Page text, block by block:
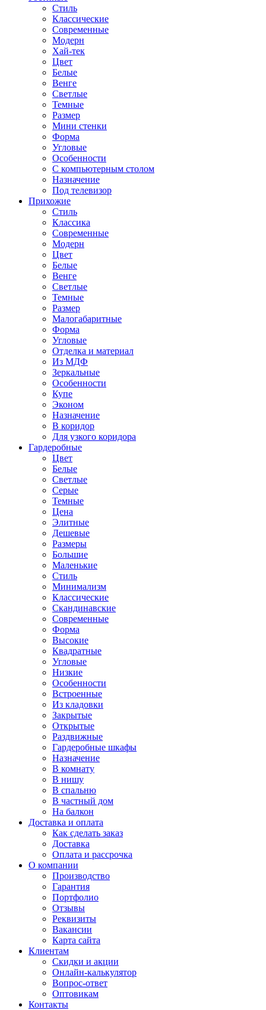
Стиль
Классические
Современные
Модерн
Хай-тек
Цвет
Белые
Венге
Светлые
Темные
Размер
Мини стенки
Форма
Угловые
Особенности
С компьютерным столом
Назначение
Под телевизор
Прихожие
Стиль
Классика
Современные
Модерн
Цвет
Белые
Венге
Светлые
Темные
Размер
Малогабаритные
Форма
Угловые
Отделка и материал
Из МДФ
Зеркальные
Особенности
Купе
Эконом
Назначение
В коридор
Для узкого коридора
Гардеробные
Цвет
Белые
Светлые
Серые
Темные
Цена
Элитные
Дешевые
Размеры
Большие
Маленькие
Стиль
Минимализм
Классические
Скандинавские
Современные
Форма
Высокие
Квадратные
Угловые
Низкие
Особенности
Встроенные
Из кладовки
Закрытые
Открытые
Раздвижные
Гардеробные шкафы
Назначение
В комнату
В нишу
В спальню
В частный дом
На балкон
Доставка и оплата
Как сделать заказ
Доставка
Оплата и рассрочка
О компании
Производство
Гарантия
Портфолио
Отзывы
Реквизиты
Вакансии
Карта сайта
Клиентам
Скидки и акции
Онлайн-калькулятор
Вопрос-ответ
Оптовикам
Контакты